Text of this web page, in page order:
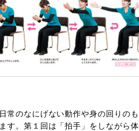
日常のなにげない動作や身の回りの
ます。第１回は「拍手」をしながら